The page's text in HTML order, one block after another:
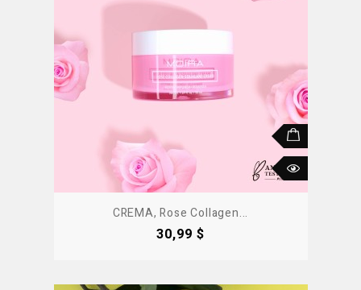
CREMA, Rose Collagen...
Precio
30,99 $